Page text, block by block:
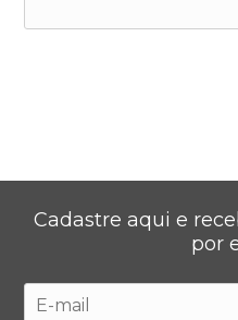
Cadastre aqui e
por